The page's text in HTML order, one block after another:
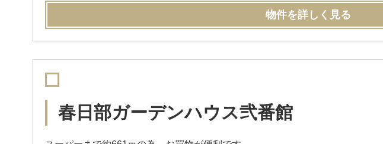
物件を詳しく見る
春日部ガーデンハウス弐番館